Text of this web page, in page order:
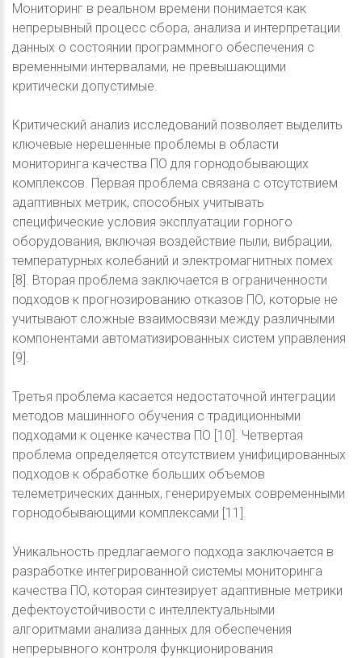
Мониторинг в реальном времени понимается как
непрерывный процесс сбора, анализа и интерпретации
данных о состоянии программного обеспечения с
временными интервалами, не превышающими
критически допустимые.
Критический анализ исследований позволяет выделить
ключевые нерешенные проблемы в области
мониторинга качества ПО для горнодобывающих
комплексов. Первая проблема связана с отсутствием
адаптивных метрик, способных учитывать
специфические условия эксплуатации горного
оборудования, включая воздействие пыли, вибрации,
температурных колебаний и электромагнитных помех
[8]. Вторая проблема заключается в ограниченности
подходов к прогнозированию отказов ПО, которые не
учитывают сложные взаимосвязи между различными
компонентами автоматизированных систем управления
[9].
Третья проблема касается недостаточной интеграции
методов машинного обучения с традиционными
подходами к оценке качества ПО [10]. Четвертая
проблема определяется отсутствием унифицированных
подходов к обработке больших объемов
телеметрических данных, генерируемых современными
горнодобывающими комплексами [11].
Уникальность предлагаемого подхода заключается в
разработке интегрированной системы мониторинга
качества ПО, которая синтезирует адаптивные метрики
дефектоустойчивости с интеллектуальными
алгоритмами анализа данных для обеспечения
непрерывного контроля функционирования